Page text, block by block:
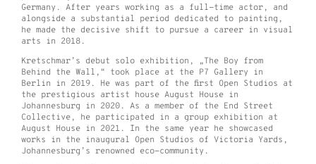
Germany. After years working as a full-time actor, and
alongside a substantial period dedicated to painting,
he made the decisive shift to pursue a career in visual
arts in 2018.
Kretschmar’s debut solo exhibition, „The Boy from
Behind the Wall,“ took place at the P7 Gallery in
Berlin in 2019. He was part of the first Open Studios at
the prestigious artist house August House in
Johannesburg in 2020. As a member of the End Street
Collective, he participated in a group exhibition at
August House in 2021. In the same year he showcased
works in the inaugural Open Studios of Victoria Yards,
Johannesburg’s renowned eco-community.